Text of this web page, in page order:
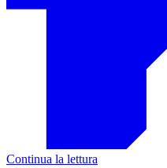
Continua la lettura